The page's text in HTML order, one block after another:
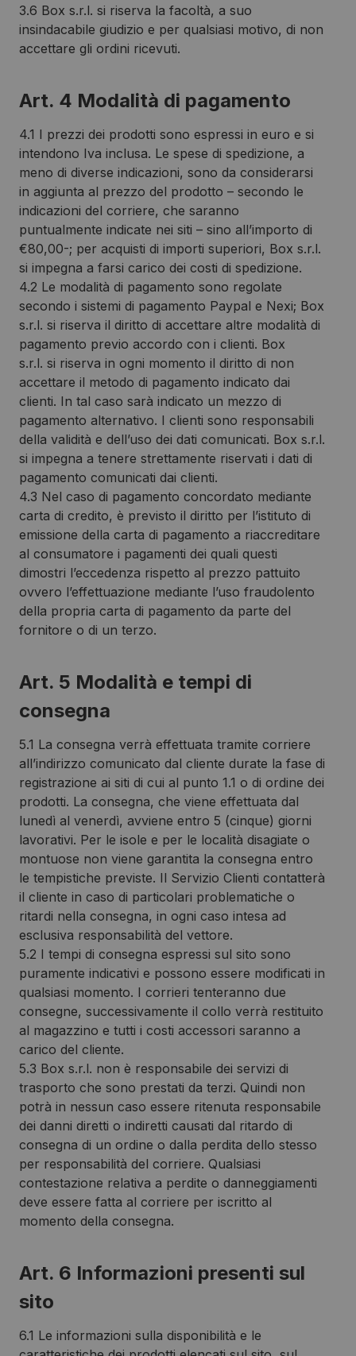
3.6 Box s.r.l. si riserva la facoltà, a suo
insindacabile giudizio e per qualsiasi motivo, di non
accettare gli ordini ricevuti.
Art. 4 Modalità di pagamento
4.1 I prezzi dei prodotti sono espressi in euro e si
intendono Iva inclusa. Le spese di spedizione, a
meno di diverse indicazioni, sono da considerarsi
in aggiunta al prezzo del prodotto – secondo le
indicazioni del corriere, che saranno
puntualmente indicate nei siti – sino all’importo di
€80,00-; per acquisti di importi superiori, Box s.r.l.
si impegna a farsi carico dei costi di spedizione.
4.2 Le modalità di pagamento sono regolate
secondo i sistemi di pagamento Paypal e Nexi; Box
s.r.l. si riserva il diritto di accettare altre modalità di
pagamento previo accordo con i clienti. Box
s.r.l. si riserva in ogni momento il diritto di non
accettare il metodo di pagamento indicato dai
clienti. In tal caso sarà indicato un mezzo di
pagamento alternativo. I clienti sono responsabili
della validità e dell’uso dei dati comunicati. Box s.r.l.
si impegna a tenere strettamente riservati i dati di
pagamento comunicati dai clienti.
4.3 Nel caso di pagamento concordato mediante
carta di credito, è previsto il diritto per l’istituto di
emissione della carta di pagamento a riaccreditare
al consumatore i pagamenti dei quali questi
dimostri l’eccedenza rispetto al prezzo pattuito
ovvero l’effettuazione mediante l’uso fraudolento
della propria carta di pagamento da parte del
fornitore o di un terzo.
Art. 5 Modalità e tempi di
consegna
5.1 La consegna verrà effettuata tramite corriere
all’indirizzo comunicato dal cliente durate la fase di
registrazione ai siti di cui al punto 1.1 o di ordine dei
prodotti. La consegna, che viene effettuata dal
lunedì al venerdì, avviene entro 5 (cinque) giorni
lavorativi. Per le isole e per le località disagiate o
montuose non viene garantita la consegna entro
le tempistiche previste. Il Servizio Clienti contatterà
il cliente in caso di particolari problematiche o
ritardi nella consegna, in ogni caso intesa ad
esclusiva responsabilità del vettore.
5.2 I tempi di consegna espressi sul sito sono
puramente indicativi e possono essere modificati in
qualsiasi momento. I corrieri tenteranno due
consegne, successivamente il collo verrà restituito
al magazzino e tutti i costi accessori saranno a
carico del cliente.
5.3 Box s.r.l. non è responsabile dei servizi di
trasporto che sono prestati da terzi. Quindi non
potrà in nessun caso essere ritenuta responsabile
dei danni diretti o indiretti causati dal ritardo di
consegna di un ordine o dalla perdita dello stesso
per responsabilità del corriere. Qualsiasi
contestazione relativa a perdite o danneggiamenti
deve essere fatta al corriere per iscritto al
momento della consegna.
Art. 6 Informazioni presenti sul
sito
6.1 Le informazioni sulla disponibilità e le